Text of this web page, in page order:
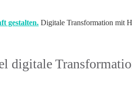
gestalten. Digitale Transformation mit